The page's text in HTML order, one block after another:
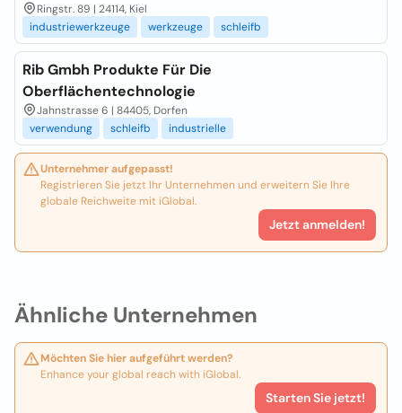
Ähnliche Unternehmen
Möchten Sie hier aufgeführt werden?
Enhance your global reach with iGlobal.
Starten Sie jetzt!
Ringstr. 89 | 24114, Kiel
industriewerkzeuge
werkzeuge schleifb
Rib Gmbh Produkte Für Die
Oberflächentechnologie
Jahnstrasse 6 | 84405, Dorfen
verwendung
schleifb industrielle
Unternehmer aufgepasst!
Registrieren Sie jetzt Ihr Unternehmen und erweitern Sie Ihre
globale Reichweite mit iGlobal.
Jetzt anmelden!